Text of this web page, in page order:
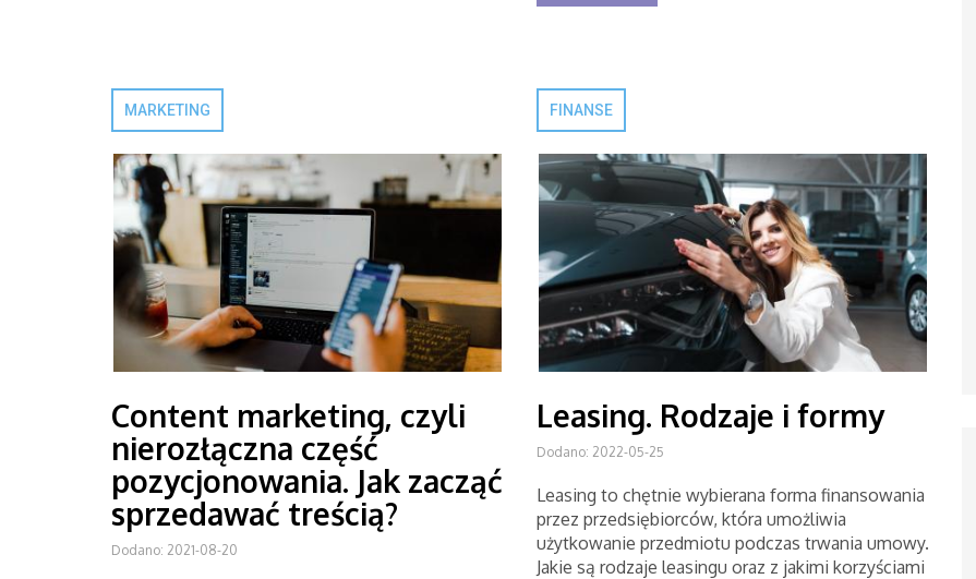
MARKETING
Content marketing, czyli
nierozłączna część
pozycjonowania. Jak zacząć
sprzedawać treścią?
Dodano: 2021-08-20
FINANSE
Leasing. Rodzaje i formy
Dodano: 2022-05-25
Leasing to chętnie wybierana forma finansowania
przez przedsiębiorców, która umożliwia
użytkowanie przedmiotu podczas trwania umowy.
Jakie są rodzaje leasingu oraz z jakimi korzyściami